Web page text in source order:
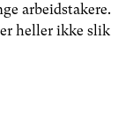
arbeidstakere.
heller ikke slik